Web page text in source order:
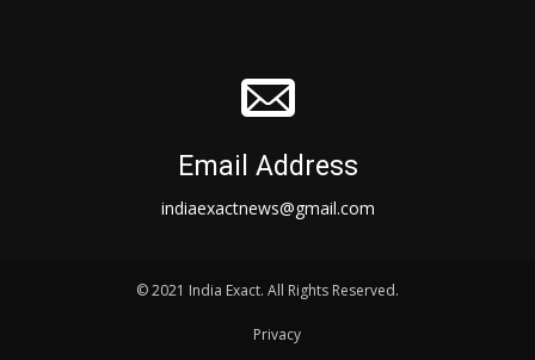
Email Address
indiaexactnews@gmail.com
© 2021 India Exact. All Rights Reserved.
Privacy